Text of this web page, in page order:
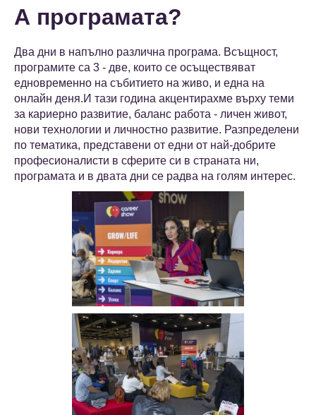
А програмата?
Два дни в напълно различна програма. Всъщност,
програмите са 3 - две, които се осъществяват
едновременно на събитието на живо, и една на
онлайн деня.И тази година акцентирахме върху теми
за кариерно развитие, баланс работа - личен живот,
нови технологии и личностно развитие. Разпределени
по тематика, представени от едни от най-добрите
професионалисти в сферите си в страната ни,
програмата и в двата дни се радва на голям интерес.